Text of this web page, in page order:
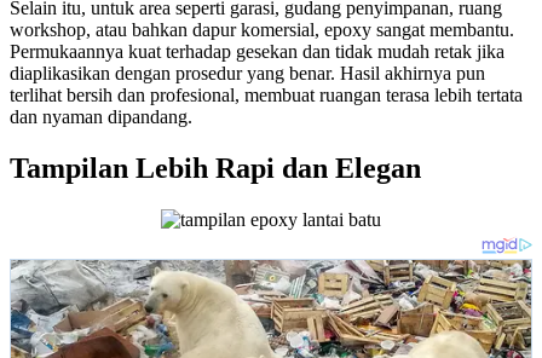
Selain itu, untuk area seperti garasi, gudang penyimpanan, ruang
workshop, atau bahkan dapur komersial, epoxy sangat membantu.
Permukaannya kuat terhadap gesekan dan tidak mudah retak jika
diaplikasikan dengan prosedur yang benar. Hasil akhirnya pun
terlihat bersih dan profesional, membuat ruangan terasa lebih tertata
dan nyaman dipandang.
Tampilan Lebih Rapi dan Elegan